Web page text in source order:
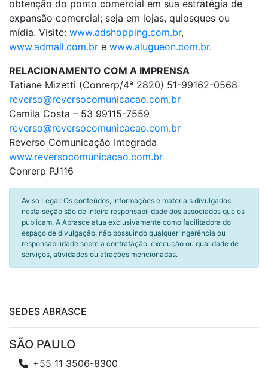
obtenção do ponto comercial em sua estratégia de
expansão comercial; seja em lojas, quiosques ou
mídia. Visite: www.adshopping.com.br,
www.admall.com.br e www.alugueon.com.br.
RELACIONAMENTO COM A IMPRENSA
Tatiane Mizetti (Conrerp/4ª 2820) 51-99162-0568
reverso@reversocomunicacao.com.br
Camila Costa – 53 99115-7559
reverso@reversocomunicacao.com.br
Reverso Comunicação Integrada
www.reversocomunicacao.com.br
Conrerp PJ116
Aviso Legal: Os conteúdos, informações e materiais divulgados
nesta seção são de inteira responsabilidade dos associados que os
publicam. A Abrasce atua exclusivamente como facilitadora do
espaço de divulgação, não possuindo qualquer ingerência ou
responsabilidade sobre a contratação, execução ou qualidade de
serviços, atividades ou atrações mencionadas.
SEDES ABRASCE
SÃO PAULO
+55 11 3506-8300